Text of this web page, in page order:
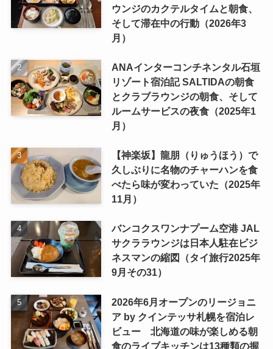
ウンジのカクテルタイムと朝食、
そして滞在中の行動（2026年3
月）
ANAインターコンチネンタル石垣
リゾート宿泊記 SALTIDAの朝食
とクラブラウンジの朝食、そして
ルームサービスの夜食（2025年1
月）
【神楽坂】龍朋（りゅうほう）で
久しぶりに名物のチャーハンを食
べたら味が変わっていた（2025年
11月）
バンコクスワンナプーム空港 JAL
サクララウンジは日本人駐在ビジ
ネスマンの縮図（タイ旅行2025年
9月その31）
2026年6月オープンのリージョニ
ア by クインテッサ札幌を宿泊レ
ビュー 北海道の味が楽しめる朝
食のライブキッチンは13種類の握